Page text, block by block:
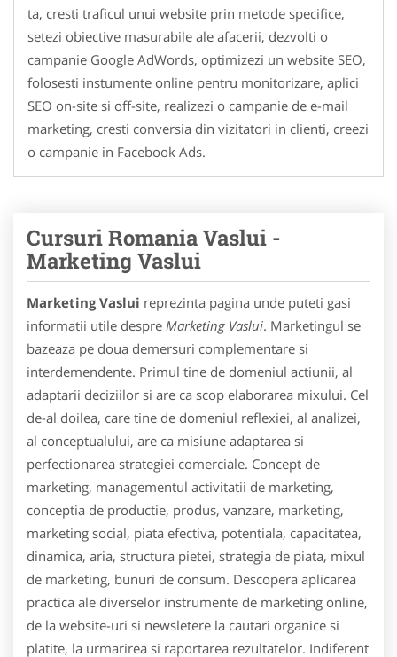
ta, cresti traficul unui website prin metode specifice,
setezi obiective masurabile ale afacerii, dezvolti o
campanie Google AdWords, optimizezi un website SEO,
folosesti instumente online pentru monitorizare, aplici
SEO on-site si off-site, realizezi o campanie de e-mail
marketing, cresti conversia din vizitatori in clienti, creezi
o campanie in Facebook Ads.
Cursuri Romania Vaslui -
Marketing Vaslui
Marketing Vaslui reprezinta pagina unde puteti gasi
informatii utile despre Marketing Vaslui. Marketingul se
bazeaza pe doua demersuri complementare si
interdemendente. Primul tine de domeniul actiunii, al
adaptarii deciziilor si are ca scop elaborarea mixului. Cel
de-al doilea, care tine de domeniul reflexiei, al analizei,
al conceptualului, are ca misiune adaptarea si
perfectionarea strategiei comerciale. Concept de
marketing, managementul activitatii de marketing,
conceptia de productie, produs, vanzare, marketing,
marketing social, piata efectiva, potentiala, capacitatea,
dinamica, aria, structura pietei, strategia de piata, mixul
de marketing, bunuri de consum. Descopera aplicarea
practica ale diverselor instrumente de marketing online,
de la website-uri si newsletere la cautari organice si
platite, la urmarirea si raportarea rezultatelor. Indiferent